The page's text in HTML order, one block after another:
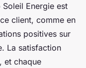
Energie est
client, comme en
positives sur
La satisfaction
et chaque